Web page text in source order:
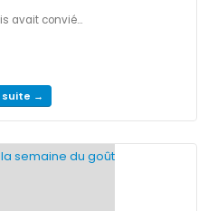
avait convié...
suite →